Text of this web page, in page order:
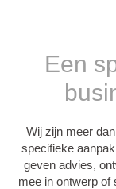
Een
Wij zijn meer
specifieke
geven advies,
mee in ontwerp of